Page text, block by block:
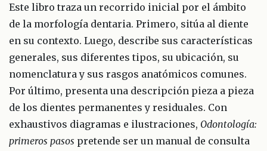
Este libro traza un recorrido inicial por el ámbito
de la morfología dentaria. Primero, sitúa al diente
en su contexto. Luego, describe sus características
generales, sus diferentes tipos, su ubicación, su
nomenclatura y sus rasgos anatómicos comunes.
Por último, presenta una descripción pieza a pieza
de los dientes permanentes y residuales. Con
exhaustivos diagramas e ilustraciones, Odontología:
primeros pasos pretende ser un manual de consulta